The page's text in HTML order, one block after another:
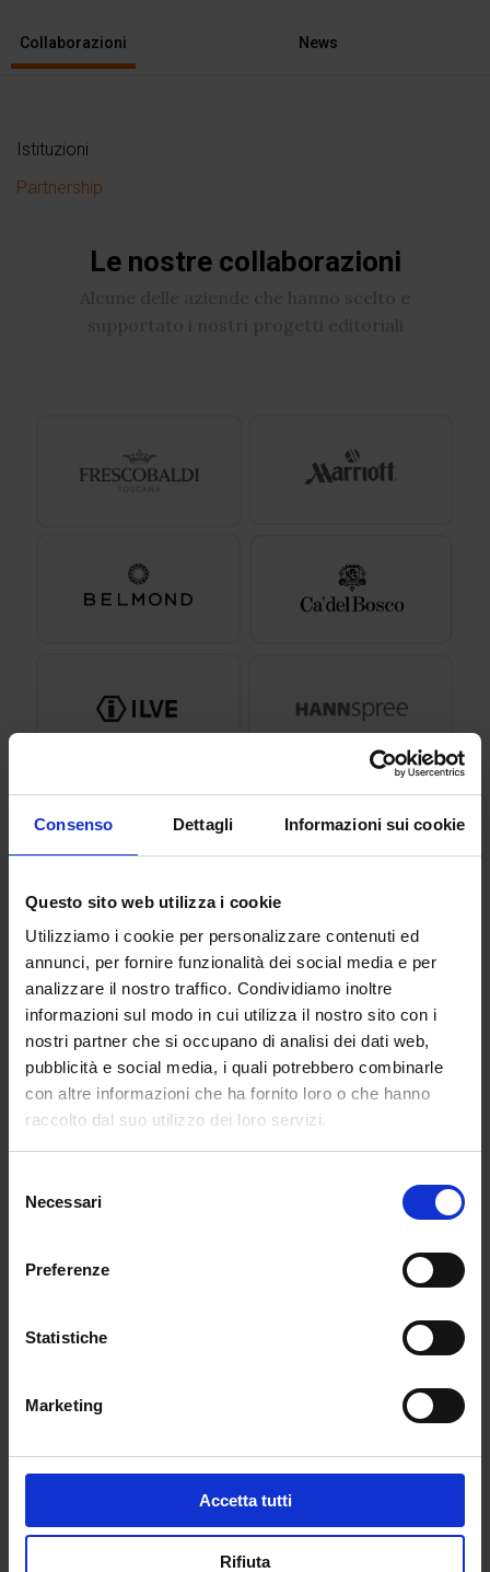
Consenso Dettagli Informazioni sui cookie
Questo sito web utilizza i cookie
Utilizziamo i cookie per personalizzare contenuti ed
annunci, per fornire funzionalità dei social media e per
analizzare il nostro traffico. Condividiamo inoltre
informazioni sul modo in cui utilizza il nostro sito con i
nostri partner che si occupano di analisi dei dati web,
pubblicità e social media, i quali potrebbero combinarle
con altre informazioni che ha fornito loro o che hanno
raccolto dal suo utilizzo dei loro servizi.
delNecessari
Preferenze
Statistiche
Marketing
Accetta tutti
Rifiuta
Collaborazioni News
Istituzioni
Partnership
Le nostre collaborazioni